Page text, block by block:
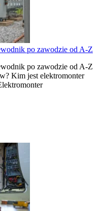
po zawodzie od A-Z
po zawodzie od A-Z
Kim jest elektromonter